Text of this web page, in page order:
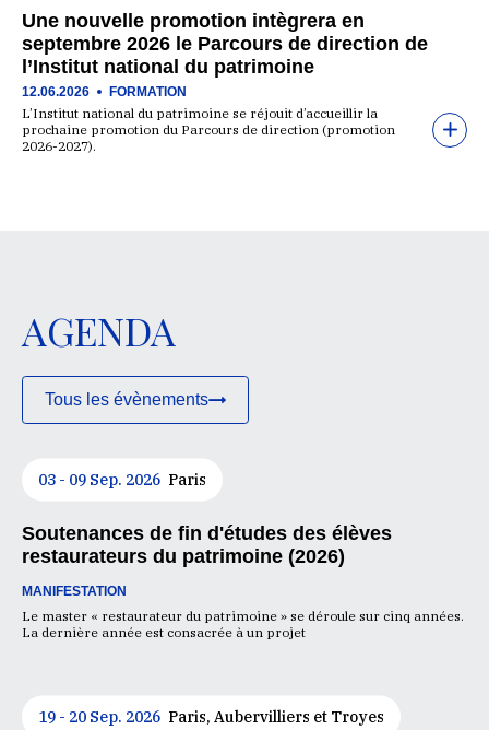
Une nouvelle promotion intègrera en
septembre 2026 le Parcours de direction de
l’Institut national du patrimoine
12.06.2026 FORMATION
L’Institut national du patrimoine se réjouit d’accueillir la
prochaine promotion du Parcours de direction (promotion
2026-2027).
AGENDA
Tous les évènements
03 - 09 Sep. 2026 Paris
Soutenances de fin d'études des élèves
restaurateurs du patrimoine (2026)
MANIFESTATION
Le master « restaurateur du patrimoine » se déroule sur cinq années.
La dernière année est consacrée à un projet
19 - 20 Sep. 2026 Paris, Aubervilliers et Troyes